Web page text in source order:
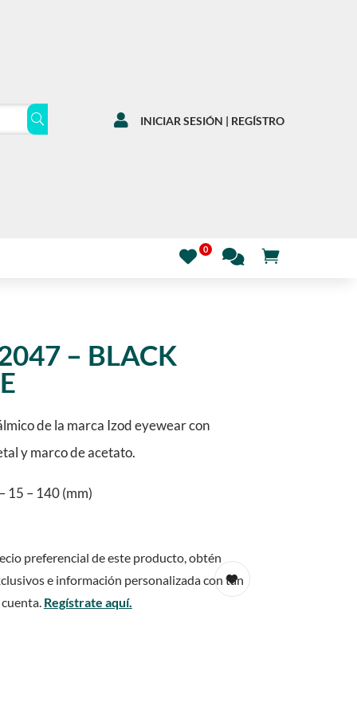
 INICIAR SESIÓN | REGÍSTRO
– BLACK
de la marca Izod eyewear con
y marco de acetato.
15 – 140 (mm)
preferencial de este producto, obtén
e información personalizada con tan
Regístrate aquí.